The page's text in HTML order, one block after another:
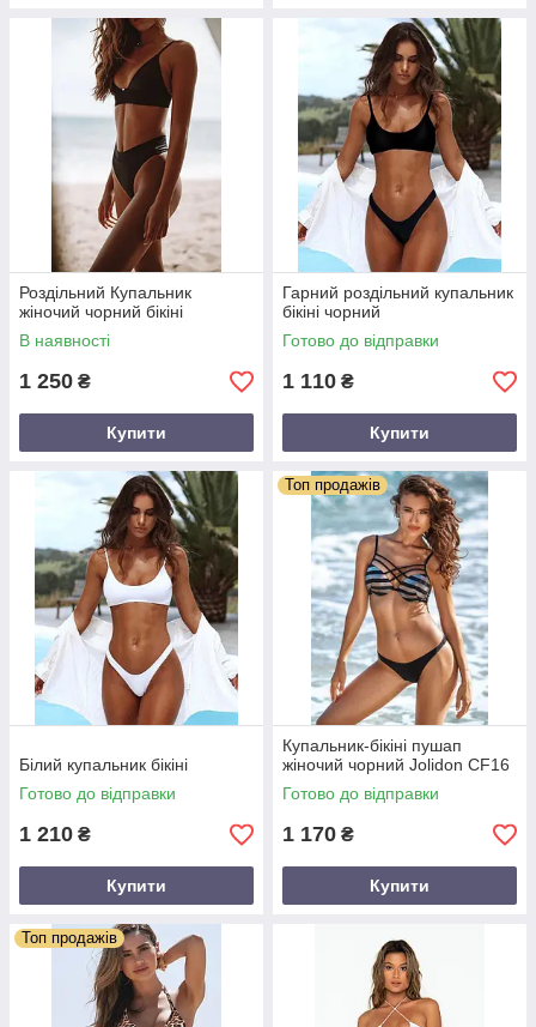
Роздільний Купальник
жіночий чорний бікіні
В наявності
1 250 ₴
Купити
Гарний роздільний купальник
бікіні чорний
Готово до відправки
1 110 ₴
Купити
Білий купальник бікіні
Готово до відправки
1 210 ₴
Купити
Топ продажів
Купальник-бікіні пушап
жіночий чорний Jolidon CF16
Готово до відправки
1 170 ₴
Купити
Топ продажів